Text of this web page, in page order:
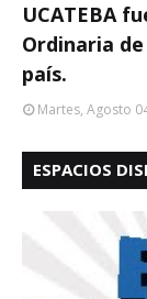
UCATEBA
Ordinaria
país.
Martes, Agosto
ESPACIOS